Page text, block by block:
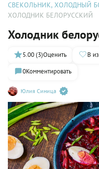
СВЕКОЛЬНИК, ХОЛОДНЫЙ
ХОЛОДНИК БЕЛОРУССКИЙ
Холодник
Юлия Синица
5.00 (3)Оценить В
0Комментировать